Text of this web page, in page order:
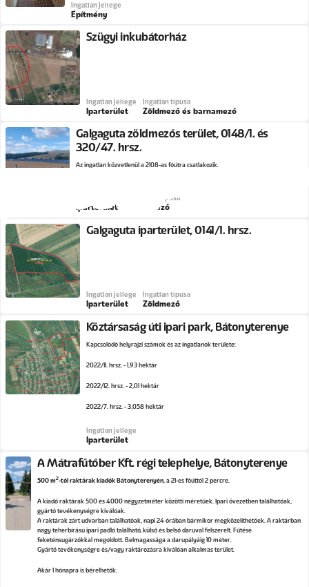
Ingatlan jellege
Építmény
Szügyi inkubátorház
Ingatlan jellege
Iparterület
Ingatlan típusa
Zöldmező és barnamező
Galgaguta zöldmezős terület, 0148/1. és
320/47. hrsz.
Az ingatlan közvetlenül a 2108-as főútra csatlakozik.
Iparterület
Ingatlan típusa
Zöldmező
Galgaguta iparterület, 0141/1. hrsz.
Ingatlan jellege
Iparterület
Ingatlan típusa
Zöldmező
Köztársaság úti ipari park, Bátonyterenye
Kapcsolódó helyrajzi számok és az ingatlanok területe:
2022/11. hrsz. - 1,93 hektár
2022/12. hrsz. - 2,01 hektár
2022/7. hrsz. - 3,058 hektár
Ingatlan jellege
Iparterület
A Mátrafűtőber Kft. régi telephelye, Bátonyterenye
500 m2-től raktárak kiadók Bátonyterenyén , a 21-es főúttól 2 percre.
A kiadó raktárak 500 és 4000 négyzetméter közötti méretűek. Ipari övezetben találhatóak,
gyártó tevékenységre kiválóak.
A raktárak zárt udvarban találhatóak, napi 24 órában bármikor megközelíthetőek. A raktárban
nagy teherbírású ipari padló található, külső és belső daruval felszerelt. Fűtése
feketénsugárzókkal megoldott. Belmagassága a darupályáig 10 méter.
Gyártó tevékenységre és/vagy raktározásra kiválóan alkalmas terület.
Akár 1 hónapra is bérelhetők.